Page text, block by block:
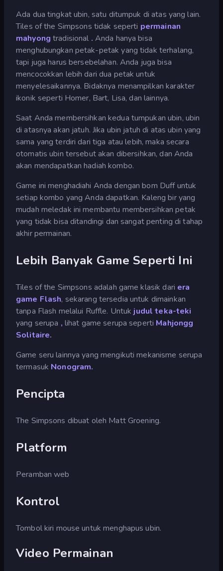
Ada dua tingkat ubin, satu ditumpuk di atas yang lain.
Tiles of the Simpsons tidak seperti permainan
mahyong tradisional . Anda hanya bisa
menghubungkan petak-petak yang tidak terhalang,
tapi juga harus bersebelahan. Anda juga bisa
mencocokkan lebih dari dua petak untuk
menyelesaikannya. Bidaknya menampilkan karakter
ikonik seperti Homer, Bart, Lisa, dan lainnya.
Saat Anda membersihkan kedua tumpukan ubin, ubin
di atasnya akan jatuh. Jika ubin jatuh di atas ubin yang
sama yang terdiri dari tiga atau lebih, maka secara
otomatis ubin tersebut akan dibersihkan, dan Anda
akan mendapatkan hadiah kombo.
Game ini menghadiahi Anda dengan bom Duff untuk
setiap kombo yang Anda dapatkan. Kaleng bir yang
mudah meledak ini membantu membersihkan petak
yang tidak bisa ditandingi dan sangat penting di tahap
akhir permainan.
Lebih Banyak Game Seperti Ini
Tiles of the Simpsons adalah game klasik dari era
game Flash, sekarang tersedia untuk dimainkan
tanpa Flash melalui Ruffle. Untuk judul teka-teki
yang serupa , lihat game serupa seperti Mahjongg
Solitaire.
Game seru lainnya yang mengikuti mekanisme serupa
termasuk Nonogram.
Pencipta
The Simpsons dibuat oleh Matt Groening.
Platform
Peramban web
Kontrol
Tombol kiri mouse untuk menghapus ubin.
Video Permainan